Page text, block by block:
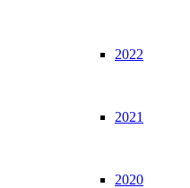
2022
2021
2020